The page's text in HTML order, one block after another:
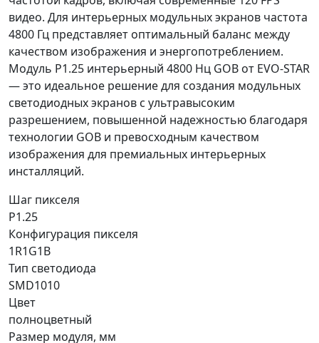
видео. Для интерьерных модульных экранов частота
4800 Гц представляет оптимальный баланс между
качеством изображения и энергопотреблением.
Модуль P1.25 интерьерный 4800 Нц GOB от EVO-STAR
— это идеальное решение для создания модульных
светодиодных экранов с ультравысоким
разрешением, повышенной надежностью благодаря
технологии GOB и превосходным качеством
изображения для премиальных интерьерных
инсталляций.
Шаг пикселя
P1.25
Конфигурация пикселя
1R1G1B
Тип светодиода
SMD1010
Цвет
полноцветный
Размер модуля, мм